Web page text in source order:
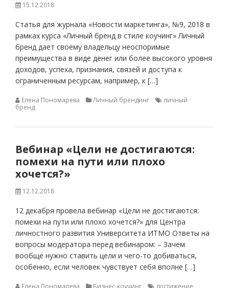
15.12.2018
Статья для журнала «Новости маркетинга», №9, 2018 в
рамках курса «Личный бренд в стиле коучинг» Личный
бренд дает своему владельцу неоспоримые
преимущества в виде денег или более высокого уровня
доходов, успеха, признания, связей и доступа к
ограниченным ресурсам, например, к […]
Елена Пономарева Личный брендинг
личный
бренд
Вебинар «Цели не достигаются:
помехи на пути или плохо
хочется?»
12.12.2018
12 декабря провела вебинар «Цели не достигаются:
помехи на пути или плохо хочется?» для Центра
личностного развития Университета ИТМО Ответы на
вопросы модератора перед вебинаром: – Зачем
вообще нужно ставить цели и чего-то добиваться,
особенно, если человек чувствует себя вполне […]
Елена Пономарева Бизнес-коучинг
достижение